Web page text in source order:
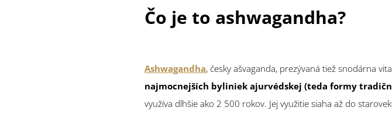
Čo je to ashwagandha?
Ashwagandha, česky ašvaganda, prezývaná tiež snodárna
najmocnejších byliniek ajurvédskej (teda formy
využíva dlhšie ako 2 500 rokov. Jej využitie siaha až do